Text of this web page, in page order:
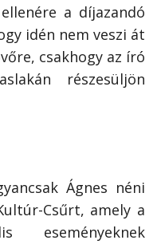
a díjazandó
idén nem veszi át
csakhogy az író
részesüljön
Ágnes néni
Csűrt, amely a
eseményeknek